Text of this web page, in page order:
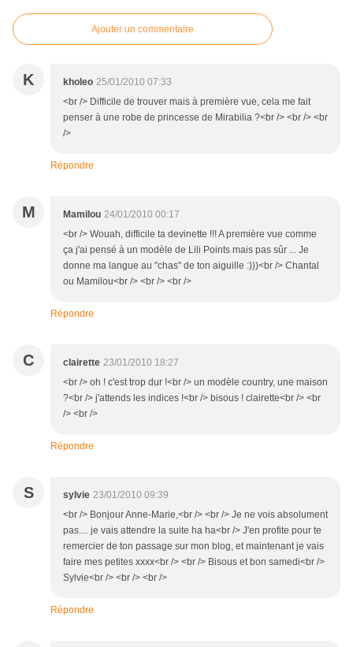
Ajouter un commentaire
K kholeo 25/01/2010 07:33
<br /> Difficile de trouver mais à première vue, cela me fait
penser à une robe de princesse de Mirabilia ?<br /> <br /> <br
/>
Répondre
M Mamilou 24/01/2010 00:17
<br /> Wouah, difficile ta devinette !!! A première vue comme
ça j'ai pensé à un modèle de Lili Points mais pas sûr ... Je
donne ma langue au "chas" de ton aiguille :)))<br /> Chantal
ou Mamilou<br /> <br /> <br />
Répondre
C clairette 23/01/2010 18:27
<br /> oh ! c'est trop dur !<br /> un modèle country, une maison
?<br /> j'attends les indices !<br /> bisous ! clairette<br /> <br
/> <br />
Répondre
S sylvie 23/01/2010 09:39
<br /> Bonjour Anne-Marie,<br /> <br /> Je ne vois absolument
pas.... je vais attendre la suite ha ha<br /> J'en profite pour te
remercier de ton passage sur mon blog, et maintenant je vais
faire mes petites xxxx<br /> <br /> Bisous et bon samedi<br />
Sylvie<br /> <br /> <br />
Répondre